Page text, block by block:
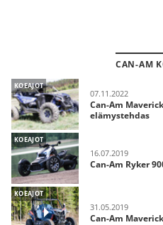
CAN-AM
KOEAJOT
07.11.2022
Can-Am
elämystehdas
KOEAJOT
16.07.2019
Can-Am Ryker
KOEAJOT
31.05.2019
Can-Am